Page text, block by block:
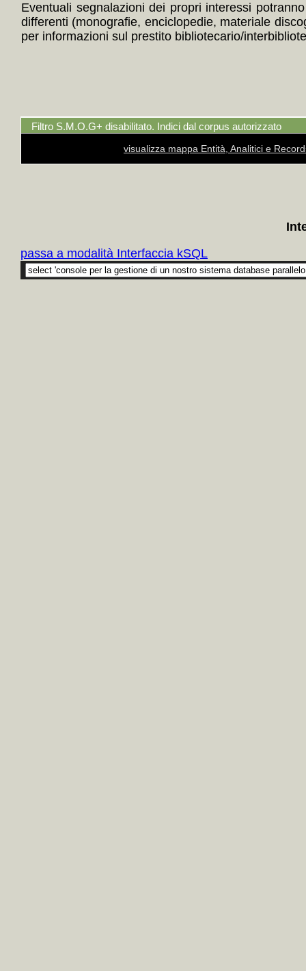
Eventuali segnalazioni dei propri interessi
differenti (monografie, enciclopedie, materiale
per informazioni sul prestito bibliotecario/
Filtro S.M.O.G+ disabilitato. Indici dal corpus autorizzato
visualizza mappa Entità, Analitici e
passa a modalità Interfaccia kSQL